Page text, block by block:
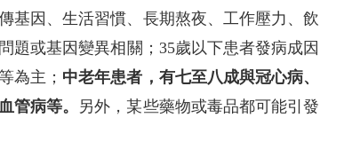
基因、生活習慣、長期熬夜、工作壓力、飲
題或基因變異相關；35歲以下患者發病成因
為主； 中老年患者，有七至八成與冠心病、
管病等。 另外，某些藥物或毒品都可能引發